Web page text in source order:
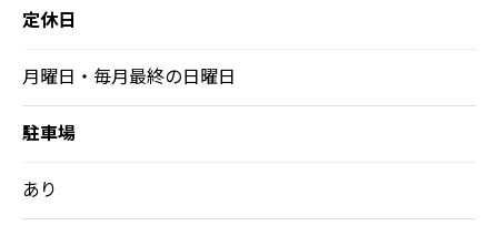
定休日
月曜日・毎月最終の日曜日
駐車場
あり